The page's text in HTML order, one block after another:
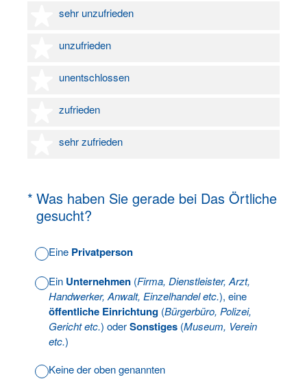
sehr unzufrieden
1 Stern
unzufrieden
2 Sterne
unentschlossen
3 Sterne
zufrieden
4 Sterne
sehr zufrieden
5 Sterne
* Was haben Sie gerade bei Das Örtliche
gesucht?
(Erforderlich.)
Eine Privatperson
Ein Unternehmen (Firma, Dienstleister, Arzt,
Handwerker, Anwalt, Einzelhandel etc.), eine
öffentliche Einrichtung (Bürgerbüro, Polizei,
Gericht etc.) oderSonstiges (Museum, Verein
etc.)
Keine der oben genannten